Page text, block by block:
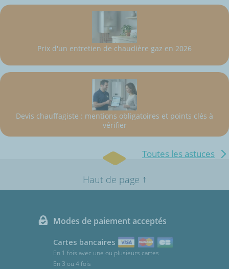
Prix d'un entretien de chaudière gaz en 2026
Devis chauffagiste : mentions obligatoires et points clés à
vérifier
Toutes les astuces
Haut de page ↑
Modes de paiement acceptés
Cartes bancaires
En 1 fois avec une ou plusieurs cartes
En 3 ou 4 fois